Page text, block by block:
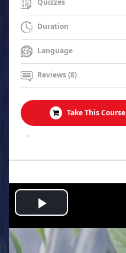
Quizzes
Duration
Language
Reviews (8)
Take This Course
.
Play
Video